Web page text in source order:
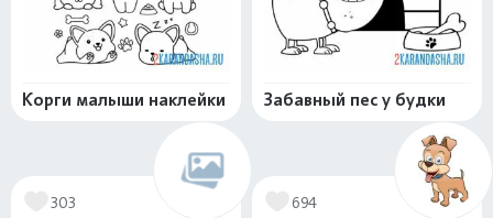
Корги малыши наклейки Забавный пес у будки
303 694